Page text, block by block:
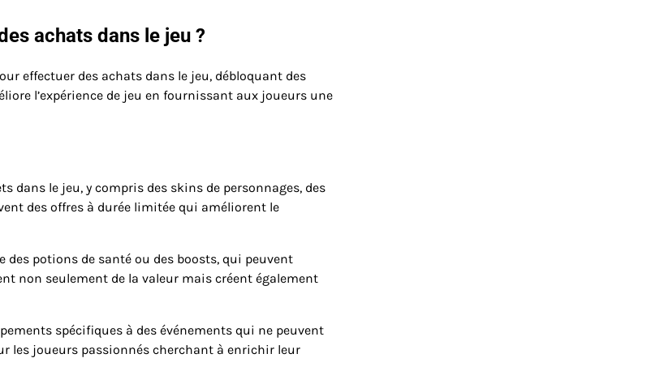
achats dans le jeu ?
effectuer des achats dans le jeu, débloquant des
l’expérience de jeu en fournissant aux joueurs une
dans le jeu, y compris des skins de personnages, des
des offres à durée limitée qui améliorent le
des potions de santé ou des boosts, qui peuvent
non seulement de la valeur mais créent également
spécifiques à des événements qui ne peuvent
les joueurs passionnés cherchant à enrichir leur